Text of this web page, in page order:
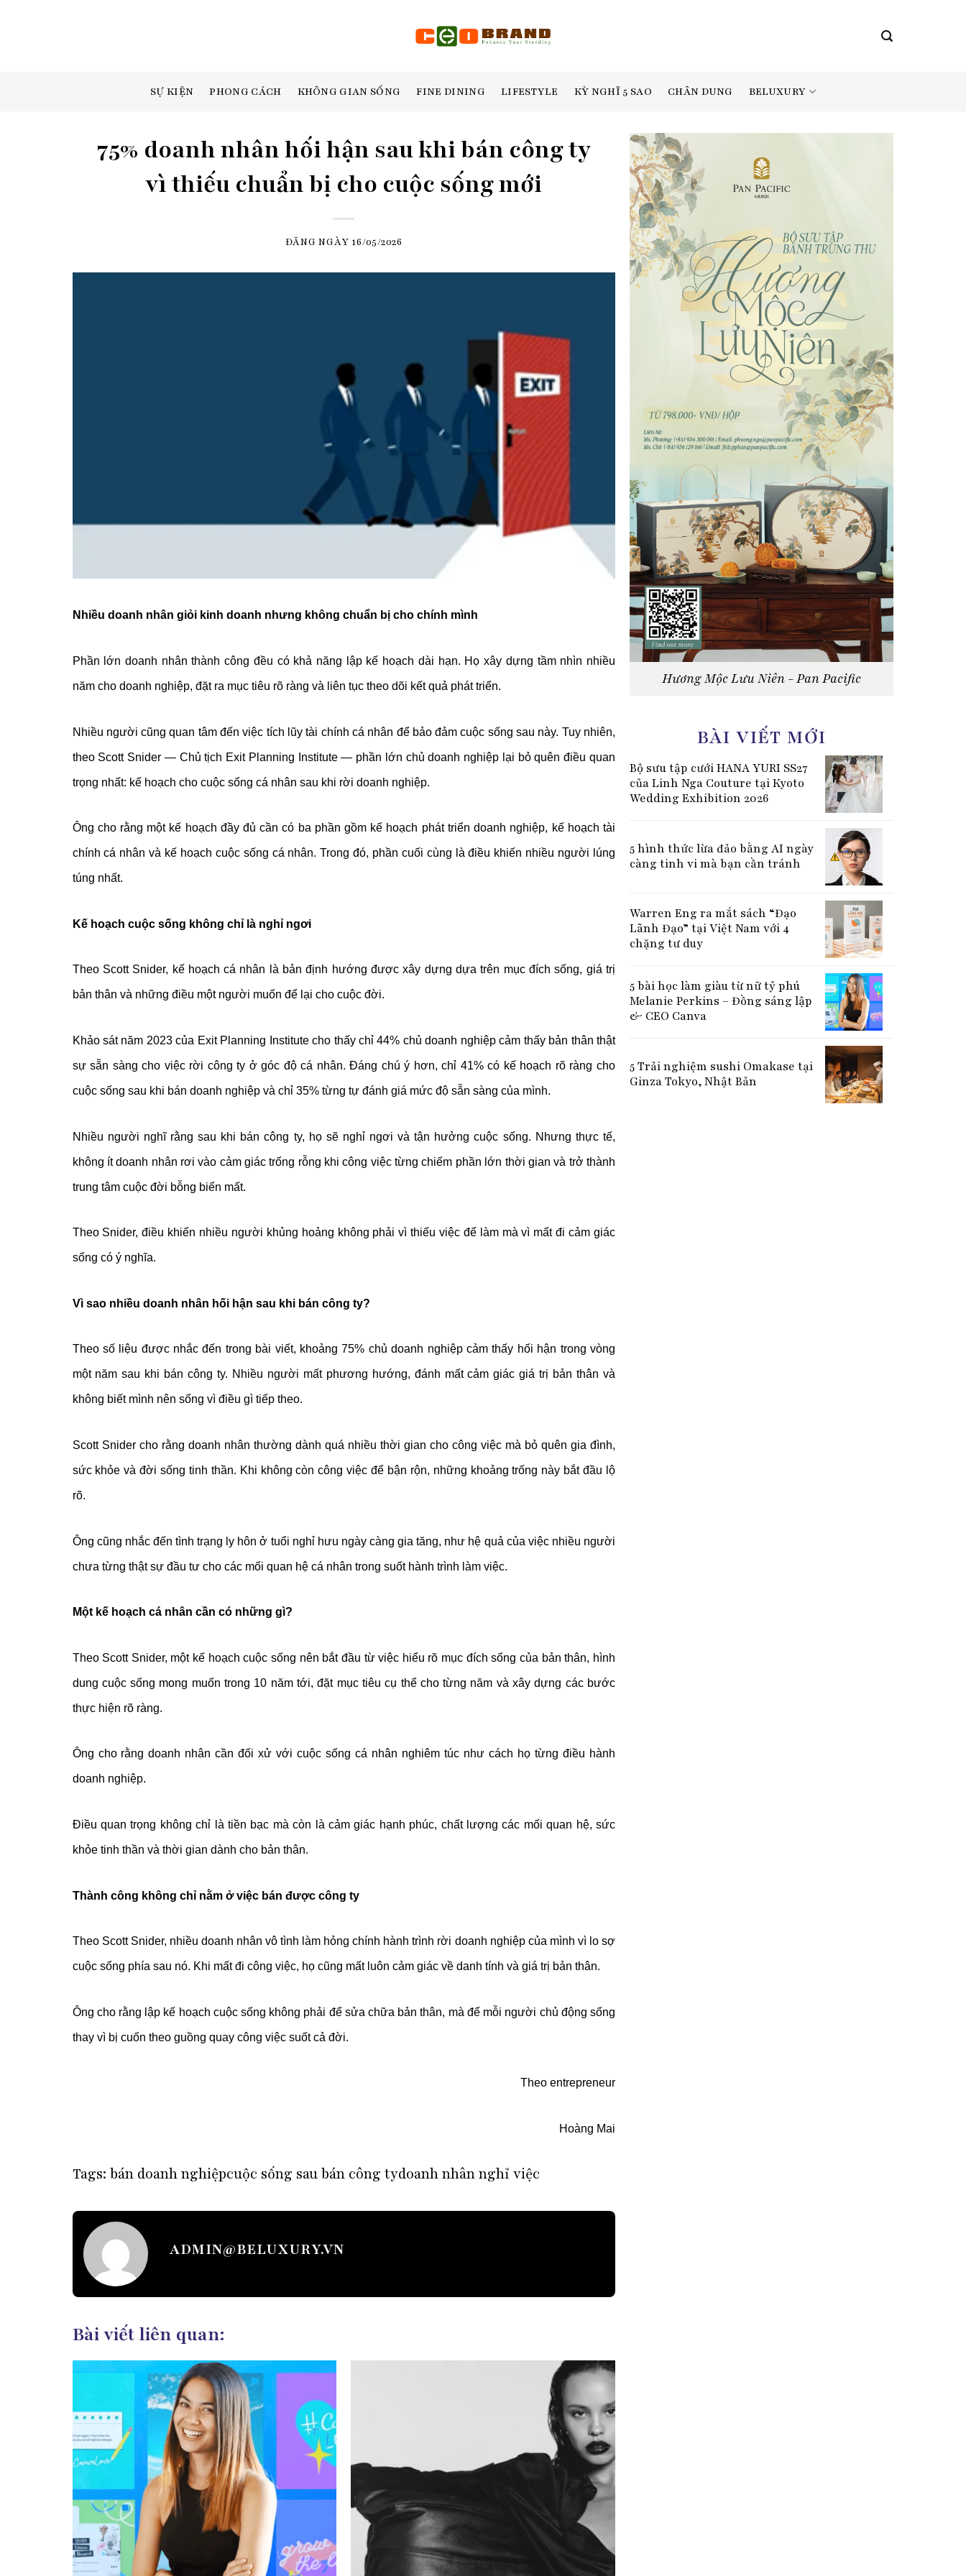
SỰ KIỆN PHONG CÁCH KHÔNG GIAN SỐNG FINE DINING LIFESTYLE KỲ NGHĨ 5 SAO CHÂN DUNG BELUXURY
75% doanh nhân hối hận sau khi bán công ty
vì thiếu chuẩn bị cho cuộc sống mới
ĐĂNG NGÀY 16/05/2026
Nhiều doanh nhân giỏi kinh doanh nhưng không chuẩn bị cho chính mình
Phần lớn doanh nhân thành công đều có khả năng lập kế hoạch dài hạn. Họ xây dựng tầm nhìn nhiều
năm cho doanh nghiệp, đặt ra mục tiêu rõ ràng và liên tục theo dõi kết quả phát triển.
Nhiều người cũng quan tâm đến việc tích lũy tài chính cá nhân để bảo đảm cuộc sống sau này. Tuy nhiên,
theo Scott Snider — Chủ tịch Exit Planning Institute — phần lớn chủ doanh nghiệp lại bỏ quên điều quan
trọng nhất: kế hoạch cho cuộc sống cá nhân sau khi rời doanh nghiệp.
Ông cho rằng một kế hoạch đầy đủ cần có ba phần gồm kế hoạch phát triển doanh nghiệp, kế hoạch tài
chính cá nhân và kế hoạch cuộc sống cá nhân. Trong đó, phần cuối cùng là điều khiến nhiều người lúng
túng nhất.
Kế hoạch cuộc sống không chỉ là nghỉ ngơi
Theo Scott Snider, kế hoạch cá nhân là bản định hướng được xây dựng dựa trên mục đích sống, giá trị
bản thân và những điều một người muốn để lại cho cuộc đời.
Khảo sát năm 2023 của Exit Planning Institute cho thấy chỉ 44% chủ doanh nghiệp cảm thấy bản thân thật
sự sẵn sàng cho việc rời công ty ở góc độ cá nhân. Đáng chú ý hơn, chỉ 41% có kế hoạch rõ ràng cho
cuộc sống sau khi bán doanh nghiệp và chỉ 35% từng tự đánh giá mức độ sẵn sàng của mình.
Nhiều người nghĩ rằng sau khi bán công ty, họ sẽ nghỉ ngơi và tận hưởng cuộc sống. Nhưng thực tế,
không ít doanh nhân rơi vào cảm giác trống rỗng khi công việc từng chiếm phần lớn thời gian và trở thành
trung tâm cuộc đời bỗng biến mất.
Theo Snider, điều khiến nhiều người khủng hoảng không phải vì thiếu việc để làm mà vì mất đi cảm giác
sống có ý nghĩa.
Vì sao nhiều doanh nhân hối hận sau khi bán công ty?
Theo số liệu được nhắc đến trong bài viết, khoảng 75% chủ doanh nghiệp cảm thấy hối hận trong vòng
một năm sau khi bán công ty. Nhiều người mất phương hướng, đánh mất cảm giác giá trị bản thân và
không biết mình nên sống vì điều gì tiếp theo.
Scott Snider cho rằng doanh nhân thường dành quá nhiều thời gian cho công việc mà bỏ quên gia đình,
sức khỏe và đời sống tinh thần. Khi không còn công việc để bận rộn, những khoảng trống này bắt đầu lộ
rõ.
Ông cũng nhắc đến tình trạng ly hôn ở tuổi nghỉ hưu ngày càng gia tăng, như hệ quả của việc nhiều người
chưa từng thật sự đầu tư cho các mối quan hệ cá nhân trong suốt hành trình làm việc.
Một kế hoạch cá nhân cần có những gì?
Theo Scott Snider, một kế hoạch cuộc sống nên bắt đầu từ việc hiểu rõ mục đích sống của bản thân, hình
dung cuộc sống mong muốn trong 10 năm tới, đặt mục tiêu cụ thể cho từng năm và xây dựng các bước
thực hiện rõ ràng.
Ông cho rằng doanh nhân cần đối xử với cuộc sống cá nhân nghiêm túc như cách họ từng điều hành
doanh nghiệp.
Điều quan trọng không chỉ là tiền bạc mà còn là cảm giác hạnh phúc, chất lượng các mối quan hệ, sức
khỏe tinh thần và thời gian dành cho bản thân.
Thành công không chỉ nằm ở việc bán được công ty
Theo Scott Snider, nhiều doanh nhân vô tình làm hỏng chính hành trình rời doanh nghiệp của mình vì lo sợ
cuộc sống phía sau nó. Khi mất đi công việc, họ cũng mất luôn cảm giác về danh tính và giá trị bản thân.
Ông cho rằng lập kế hoạch cuộc sống không phải để sửa chữa bản thân, mà để mỗi người chủ động sống
thay vì bị cuốn theo guồng quay công việc suốt cả đời.
Theo entrepreneur
Hoàng Mai
Tags: bán doanh nghiệpcuộc sống sau bán công tydoanh nhân nghỉ việc
ADMIN@BELUXURY.VN
Bài viết liên quan:
Hương Mộc Lưu Niên - Pan Pacific
BÀI VIẾT MỚI
Bộ sưu tập cưới HANA YURI SS27
của Linh Nga Couture tại Kyoto
Wedding Exhibition 2026
5 hình thức lừa đảo bằng AI ngày
càng tinh vi mà bạn cần tránh
Warren Eng ra mắt sách “Đạo
Lãnh Đạo” tại Việt Nam với 4
chặng tư duy
5 bài học làm giàu từ nữ tỷ phú
Melanie Perkins – Đồng sáng lập
& CEO Canva
5 Trải nghiệm sushi Omakase tại
Ginza Tokyo, Nhật Bản